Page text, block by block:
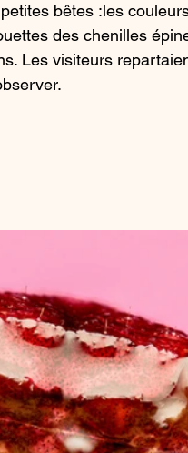
bêtes :les
des chenilles
Les visiteurs